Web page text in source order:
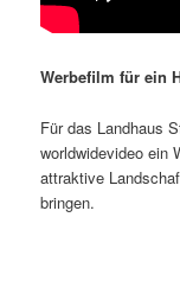
Werbefilm für ein
Für das Landhaus
worldwidevideo ein
attraktive
bringen.